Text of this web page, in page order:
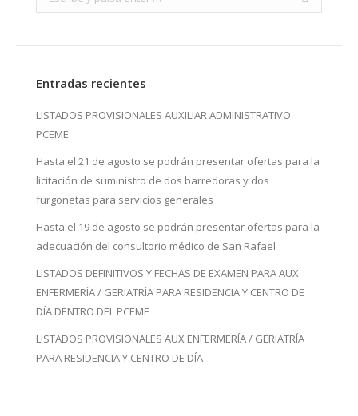
Entradas recientes
LISTADOS PROVISIONALES AUXILIAR ADMINISTRATIVO
PCEME
Hasta el 21 de agosto se podrán presentar ofertas para la
licitación de suministro de dos barredoras y dos
furgonetas para servicios generales
Hasta el 19 de agosto se podrán presentar ofertas para la
adecuación del consultorio médico de San Rafael
LISTADOS DEFINITIVOS Y FECHAS DE EXAMEN PARA AUX
ENFERMERÍA / GERIATRÍA PARA RESIDENCIA Y CENTRO DE
DÍA DENTRO DEL PCEME
LISTADOS PROVISIONALES AUX ENFERMERÍA / GERIATRÍA
PARA RESIDENCIA Y CENTRO DE DÍA